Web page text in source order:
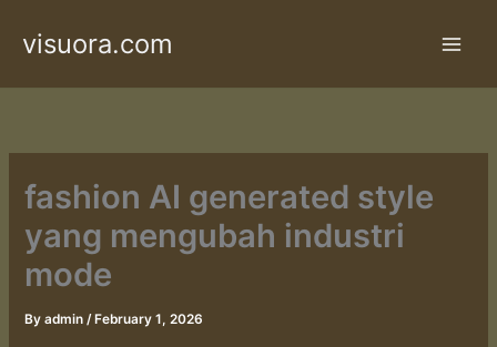
visuora.com
fashion AI generated style
yang mengubah industri
mode
Byadmin/ February 1, 2026